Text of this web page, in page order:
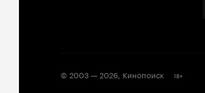
© 2003 —2026, Кинопоиск 18+